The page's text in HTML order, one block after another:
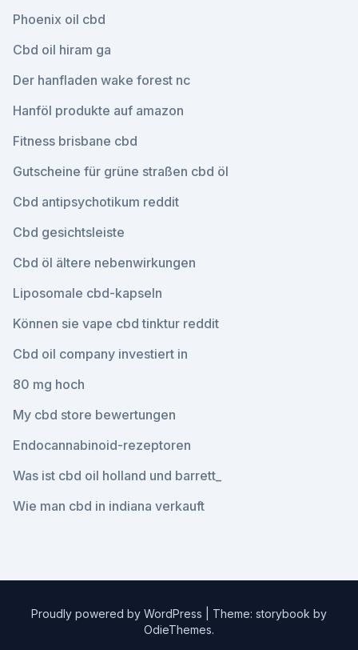
Phoenix oil cbd
Cbd oil hiram ga
Der hanfladen wake forest nc
Hanföl produkte auf amazon
Fitness brisbane cbd
Gutscheine für grüne straßen cbd öl
Cbd antipsychotikum reddit
Cbd gesichtsleiste
Cbd öl ältere nebenwirkungen
Liposomale cbd-kapseln
Können sie vape cbd tinktur reddit
Cbd oil company investiert in
80 mg hoch
My cbd store bewertungen
Endocannabinoid-rezeptoren
Was ist cbd oil holland und barrett_
Wie man cbd in indiana verkauft
Proudly powered by WordPress
Theme: storybook by
OdieThemes.